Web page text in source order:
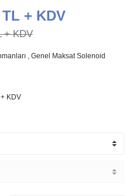
+ KDV
+ KDV
,Genel Maksat Solenoid
KDV